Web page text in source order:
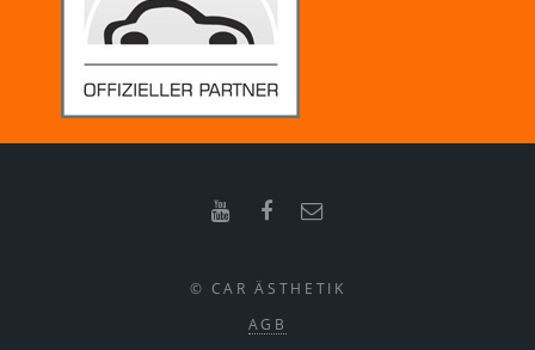
© CAR ÄSTHETIK
AGB